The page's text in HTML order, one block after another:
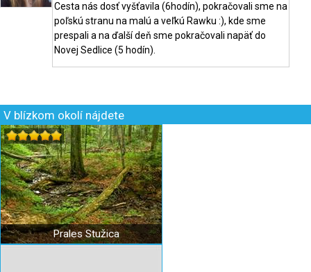
Cesta nás dosť vyšťavila (6hodín), pokračovali sme na
poľskú stranu na malú a veľkú Rawku :), kde sme
prespali a na ďalší deň sme pokračovali napäť do
Novej Sedlice (5 hodín).
V blízkom okolí nájdete
Prales Stužica